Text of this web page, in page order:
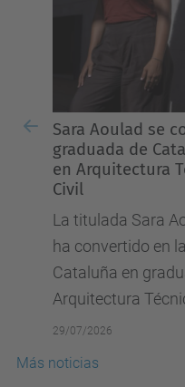
se convierte en la
de Cataluña del doble
Técnica e
Sara Aoulad El Fikihi
en la primera
graduarse del doble
Técnica y Edificación e
de la Universitat...
Previous
Más noticias